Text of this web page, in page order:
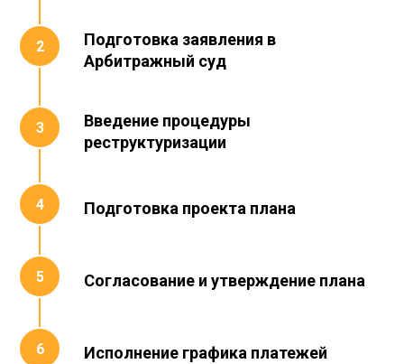
Подготовка заявления в
Арбитражный суд
Введение процедуры
реструктуризации
Подготовка проекта плана
Согласование и утверждение плана
Исполнение графика платежей